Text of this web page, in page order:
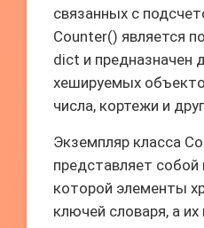
связанных с
Counter() является
dict и предназначен
хешируемых
числа, кортежи и
Экземпляр класса
представляет
которой элементы
ключей словаря, а их